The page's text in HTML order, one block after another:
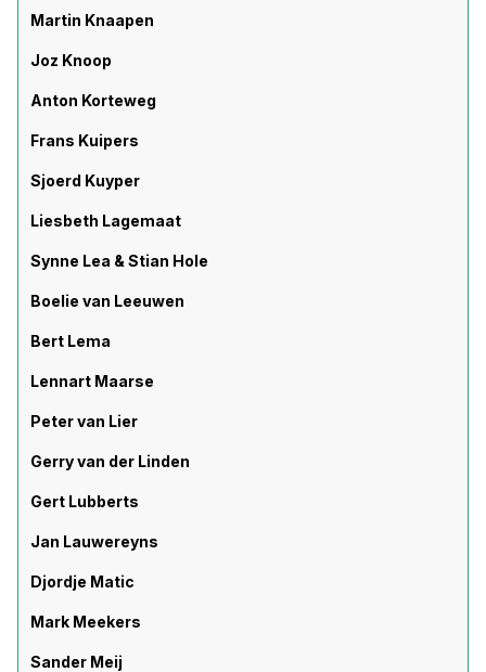
Martin Knaapen
Joz Knoop
Anton Korteweg
Frans Kuipers
Sjoerd Kuyper
Liesbeth Lagemaat
Synne Lea & Stian Hole
Boelie van Leeuwen
Bert Lema
Lennart Maarse
Peter van Lier
Gerry van der Linden
Gert Lubberts
Jan Lauwereyns
Djordje Matic
Mark Meekers
Sander Meij